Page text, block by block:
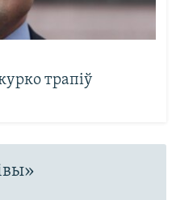
трапіў